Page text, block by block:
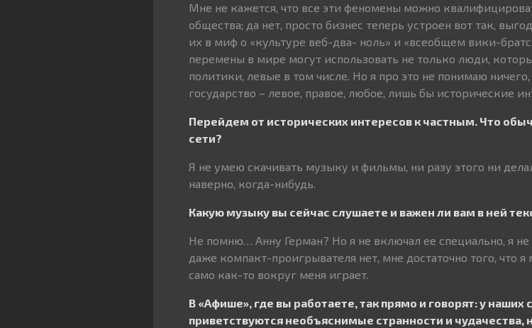
Мне не кажется, что все эти феномены можно
общества; да нет, просто бизнес теперь устроен вот так,
их в миф о «культуре веб-два- ноль» и «всеобщем вики-
перемены в мире могут использовать не только люди,
политики, левые в том числе. Но я про это не понимаю
государство – левое, правое, любое, лишь бы исторические
Перейдем от исторических интересов к частным. Что
сети?
Я не умею скачивать музыку и фильмы, ни разу этого ни
наверно, когда-нибудь.
Какую музыку вы сейчас слушаете и важен ли вам в ней
Не помню… Анну Герман? Но я не включал ее специально, я
даже компакт-проигрывателя нет, мне достаточно того, что я
само как-то вокруг меня играет.
В «Афише», где вы работаете, так прямо и говорят: у наших
приветствуются необъяснимые странности и чудачества,